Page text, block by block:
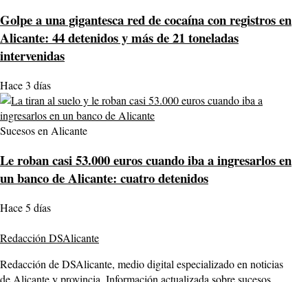
Golpe a una gigantesca red de cocaína con registros en
Alicante: 44 detenidos y más de 21 toneladas
intervenidas
Hace 3 días
Sucesos en Alicante
Le roban casi 53.000 euros cuando iba a ingresarlos en
un banco de Alicante: cuatro detenidos
Hace 5 días
Redacción DSAlicante
Redacción de DSAlicante, medio digital especializado en noticias
de Alicante y provincia. Información actualizada sobre sucesos,